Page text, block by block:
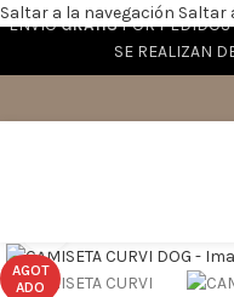
Saltar a la navegación Saltar
ENVÍOGRATISPOR PEDIDOS
SE REALIZAN
AGOT
ADO